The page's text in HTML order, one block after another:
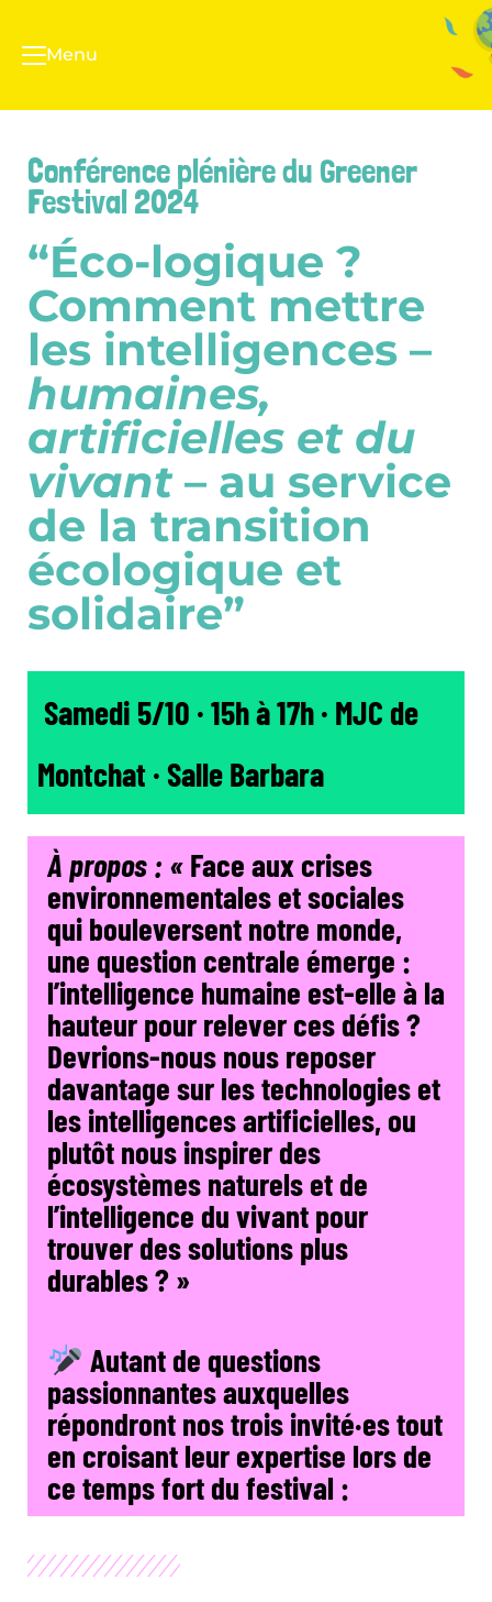
Menu
Conférence plénière du Greener
Festival 2024
“Éco-logique ?
Comment mettre
les intelligences –
humaines,
artificielles et du
vivant– au service
de la transition
écologique et
solidaire”
Samedi 5/10 · 15h à 17h · MJC de
Montchat · Salle Barbara
À propos : « Face aux crises
environnementales et sociales
qui bouleversent notre monde,
une question centrale émerge :
l’intelligence humaine est-elle à la
hauteur pour relever ces défis ?
Devrions-nous nous reposer
davantage sur les technologies et
les intelligences artificielles, ou
plutôt nous inspirer des
écosystèmes naturels et de
l’intelligence du vivant pour
trouver des solutions plus
durables ? »
Autant de questions
passionnantes auxquelles
répondront nos trois invité·es tout
en croisant leur expertise lors de
ce temps fort du festival :